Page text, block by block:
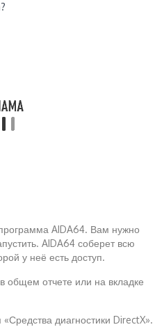
AIDA64. Вам нужно
AIDA64 соберет всю
у неё есть доступ.
общем отчете или на вкладке
диагностики DirectX».